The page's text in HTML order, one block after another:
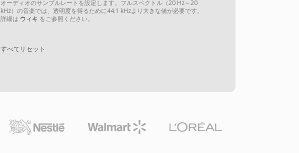
オーディオのサンプルレートを設定します。フルスペクトル（20 Hz～20
kHz）の音楽では、透明度を得るために44.1 kHzより大きな値が必要です。
詳細は ウィキ をご参照ください。
すべてリセット